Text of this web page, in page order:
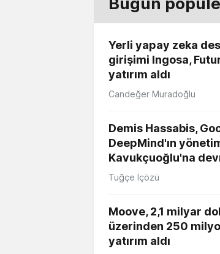
Yerli yapay zeka
girişimi Ingosa,
yatırım aldı
Candeğer Muradoğlu
Demis Hassabis,
DeepMind'ın
Kavukçuoğlu'na
Tuğçe İçözü
Moove, 2,1 milyar
üzerinden 250
yatırım aldı